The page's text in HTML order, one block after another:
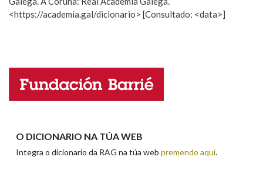
Propoño mellorar a definición
Nome
<https://academia.gal/dicionario> [Consultado: <data>]
O DICIONARIO NA TÚA WEB
Integra o dicionario da RAG na túa web premendo aquí.